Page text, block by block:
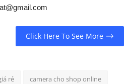
Click Here To See More
rẻ camera cho shop online